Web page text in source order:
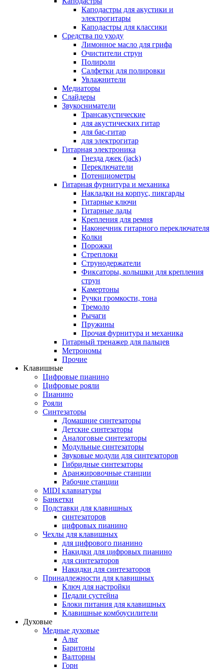
Каподастры для акустики и
электрогитары
Каподастры для классики
Средства по уходу
Лимонное масло для грифа
Очистители струн
Полироли
Салфетки для полировки
Увлажнители
Медиаторы
Слайдеры
Звукосниматели
Трансакустические
для акустических гитар
для бас-гитар
для электрогитар
Гитарная электроника
Гнезда джек (jack)
Переключатели
Потенциометры
Гитарная фурнитура и механика
Накладки на корпус, пикгарды
Гитарные ключи
Гитарные лады
Крепления для ремня
Наконечник гитарного переключателя
Колки
Порожки
Стреплоки
Струнодержатели
Фиксаторы, колышки для крепления
струн
Камертоны
Ручки громкости, тона
Тремоло
Рычаги
Пружины
Прочая фурнитура и механика
Гитарный тренажер для пальцев
Метрономы
Прочие
Клавишные
Цифровые пианино
Цифровые рояли
Пианино
Рояли
Синтезаторы
Домашние синтезаторы
Детские синтезаторы
Аналоговые синтезаторы
Модульные синтезаторы
Звуковые модули для синтезаторов
Гибридные синтезаторы
Аранжировочные станции
Рабочие станции
MIDI клавиатуры
Банкетки
Подставки для клавишных
синтезаторов
цифровых пианино
Чехлы для клавишных
для цифрового пианино
Накидки для цифровых пианино
для синтезаторов
Накидки для синтезаторов
Принадлежности для клавишных
Ключ для настройки
Педали сустейна
Блоки питания для клавишных
Клавишные комбоусилители
Духовые
Медные духовые
Альт
Баритоны
Валторны
Горн